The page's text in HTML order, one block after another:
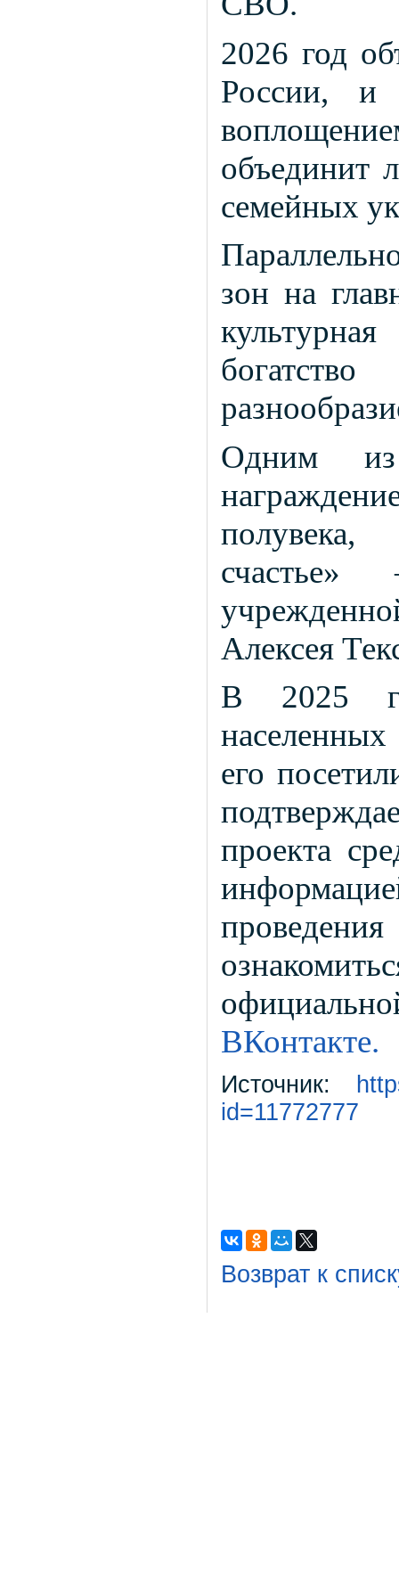
2026 год
России, и
объединит
семейных
зон на
Одним
счастье»
Алексея
В 2025
его
проекта
ВКонтакте.
Источник:
id=11772777
Возврат к